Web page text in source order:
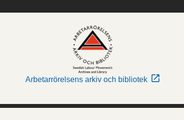
Arbetarrörelsens arkiv och bibliotek